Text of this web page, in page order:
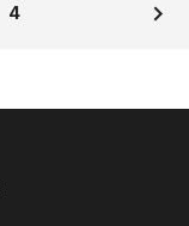
4